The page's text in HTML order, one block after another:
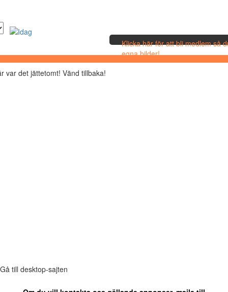
Klicka här för att bli medlem så
egna bilder!
var det jättetomt! Vänd tillbaka!
Gå till desktop-sajten